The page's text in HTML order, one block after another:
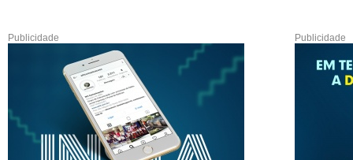
Publicidade Publicidade